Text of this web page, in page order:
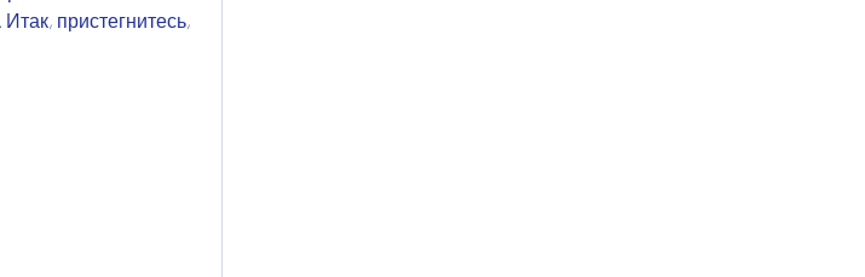
пристегнитесь,